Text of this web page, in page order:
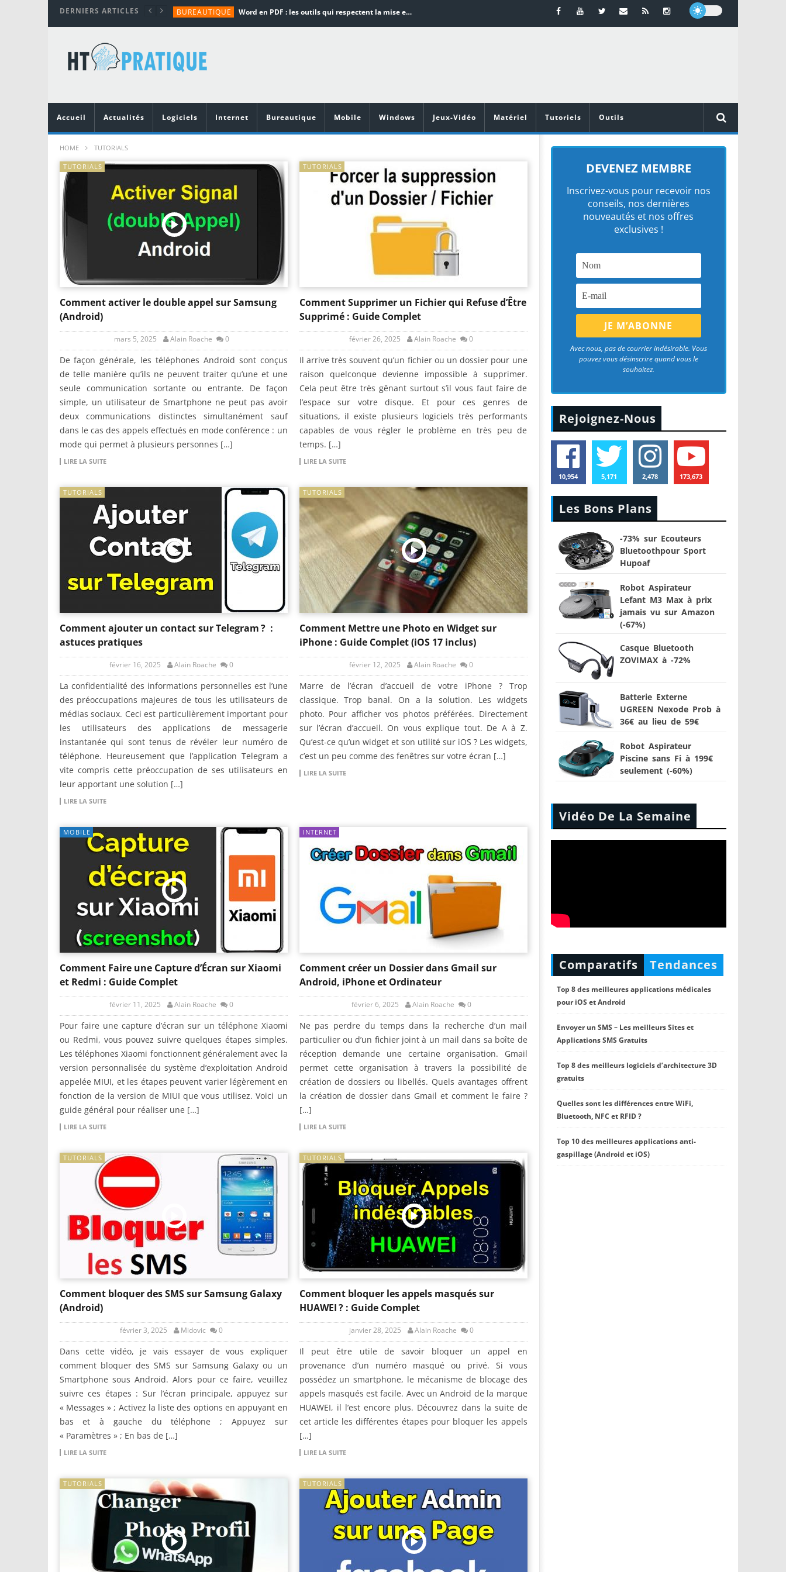
DERNIERS ARTICLES BUREAUTIQUE Word en PDF : les outils qui respectent la mise en page
TUTORIALS
MATÉRIEL
Vidéoprojecteurs Asus : Top 6 des meilleurs modèles de la marque
Accueil
Actualités Logiciels Internet Bureautique Mobile Windows Jeux-Vidéo Matériel Tutoriels Outils
HOME TUTORIALS
TUTORIALS
Comment activer le double appel sur Samsung
(Android)
mars 5, 2025 Alain Roache 0
De façon générale, les téléphones Android sont conçus
de telle manière qu’ils ne peuvent traiter qu’une et une
seule communication sortante ou entrante. De façon
simple, un utilisateur de Smartphone ne peut pas avoir
deux communications distinctes simultanément sauf
dans le cas des appels effectués en mode conférence : un
mode qui permet à plusieurs personnes […]
LIRE LA SUITE
TUTORIALS
Comment Supprimer un Fichier qui Refuse d’Être
Supprimé : Guide Complet
février 26, 2025 Alain Roache 0
Il arrive très souvent qu’un fichier ou un dossier pour une
raison quelconque devienne impossible à supprimer.
Cela peut être très gênant surtout s’il vous faut faire de
l’espace sur votre disque. Et pour ces genres de
situations, il existe plusieurs logiciels très performants
capables de vous régler le problème en très peu de
temps. […]
LIRE LA SUITE
TUTORIALS
Comment ajouter un contact sur Telegram ? :
astuces pratiques
février 16, 2025 Alain Roache 0
La confidentialité des informations personnelles est l’une
des préoccupations majeures de tous les utilisateurs de
médias sociaux. Ceci est particulièrement important pour
les utilisateurs des applications de messagerie
instantanée qui sont tenus de révéler leur numéro de
téléphone. Heureusement que l’application Telegram a
vite compris cette préoccupation de ses utilisateurs en
leur apportant une solution […]
LIRE LA SUITE
TUTORIALS
Comment Mettre une Photo en Widget sur
iPhone : Guide Complet (iOS 17 inclus)
février 12, 2025 Alain Roache 0
Marre de l’écran d’accueil de votre iPhone ? Trop
classique. Trop banal. On a la solution. Les widgets
photo. Pour afficher vos photos préférées. Directement
sur l’écran d’accueil. On vous explique tout. De A à Z.
Qu’est-ce qu’un widget et son utilité sur iOS ? Les widgets,
c’est un peu comme des fenêtres sur votre écran […]
LIRE LA SUITE
MOBILE
Comment Faire une Capture d’Écran sur Xiaomi
et Redmi : Guide Complet
février 11, 2025 Alain Roache 0
Pour faire une capture d’écran sur un téléphone Xiaomi
ou Redmi, vous pouvez suivre quelques étapes simples.
Les téléphones Xiaomi fonctionnent généralement avec la
version personnalisée du système d’exploitation Android
appelée MIUI, et les étapes peuvent varier légèrement en
fonction de la version de MIUI que vous utilisez. Voici un
guide général pour réaliser une […]
LIRE LA SUITE
INTERNET
Comment créer un Dossier dans Gmail sur
Android, iPhone et Ordinateur
février 6, 2025 Alain Roache 0
Ne pas perdre du temps dans la recherche d’un mail
particulier ou d’un fichier joint à un mail dans sa boîte de
réception demande une certaine organisation. Gmail
permet cette organisation à travers la possibilité de
création de dossiers ou libellés. Quels avantages offrent
la création de dossier dans Gmail et comment le faire ?
[…]
LIRE LA SUITE
TUTORIALS
Comment bloquer des SMS sur Samsung Galaxy
(Android)
février 3, 2025 Midovic 0
Dans cette vidéo, je vais essayer de vous expliquer
comment bloquer des SMS sur Samsung Galaxy ou un
Smartphone sous Android. Alors pour ce faire, veuillez
suivre ces étapes : Sur l’écran principale, appuyez sur
« Messages » ; Activez la liste des options en appuyant en
bas et à gauche du téléphone ; Appuyez sur
« Paramètres » ; En bas de […]
LIRE LA SUITE
TUTORIALS
Comment bloquer les appels masqués sur
HUAWEI ? : Guide Complet
janvier 28, 2025 Alain Roache 0
Il peut être utile de savoir bloquer un appel en
provenance d’un numéro masqué ou privé. Si vous
possédez un smartphone, le mécanisme de blocage des
appels masqués est facile. Avec un Android de la marque
HUAWEI, il l’est encore plus. Découvrez dans la suite de
cet article les différentes étapes pour bloquer les appels
[…]
LIRE LA SUITE
TUTORIALS TUTORIALS
DEVENEZ MEMBRE
Inscrivez-vous pour recevoir nos
conseils, nos dernières
nouveautés et nos offres
exclusives !
Avec nous, pas de courrier indésirable. Vous
pouvez vous désinscrire quand vous le
souhaitez.
Rejoignez-Nous
10,954 5,171 2,478 173,673
Les Bons Plans
-73% sur Ecouteurs
Bluetoothpour Sport
Hupoaf
Robot Aspirateur
Lefant M3 Max à prix
jamais vu sur Amazon
(-67%)
Casque Bluetooth
ZOVIMAX à -72%
Batterie Externe
UGREEN Nexode Prob à
36€ au lieu de 59€
Robot Aspirateur
Piscine sans Fi à 199€
seulement (-60%)
Vidéo De La Semaine
Comparatifs Tendances
Top 8 des meilleures applications médicales
pour iOS et Android
Envoyer un SMS – Les meilleurs Sites et
Applications SMS Gratuits
Top 8 des meilleurs logiciels d’architecture 3D
gratuits
Quelles sont les différences entre WiFi,
Bluetooth, NFC et RFID ?
Top 10 des meilleures applications anti-
gaspillage (Android et iOS)